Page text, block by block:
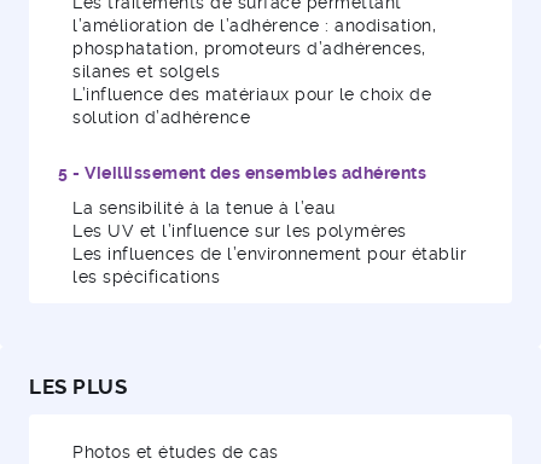
l’amélioration de l’adhérence : anodisation,
phosphatation, promoteurs d’adhérences,
silanes et solgels
L’influence des matériaux pour le choix de
solution d’adhérence
5 - Vieillissement des ensembles adhérents
La sensibilité à la tenue à l’eau
Les UV et l’influence sur les polymères
Les influences de l’environnement pour établir
les spécifications
LES PLUS
Photos et études de cas